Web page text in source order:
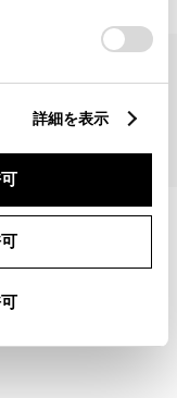
詳細を表示
る基本方針企業情報
RESERVED.